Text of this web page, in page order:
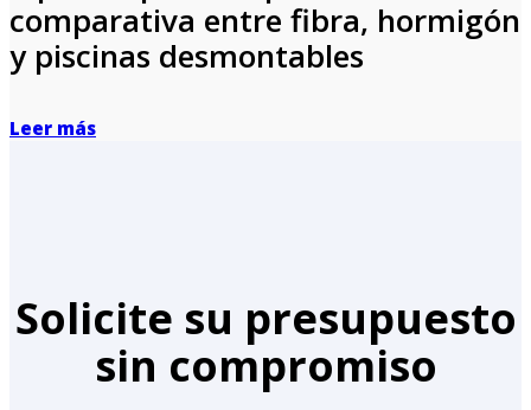
comparativa entre fibra, hormigón
y piscinas desmontables
Leer más
Solicite su presupuesto
sin compromiso